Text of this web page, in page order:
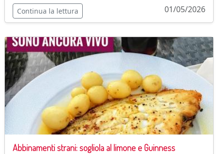
Continua la lettura 01/05/2026
Abbinamenti strani: sogliola al limone e Guinness